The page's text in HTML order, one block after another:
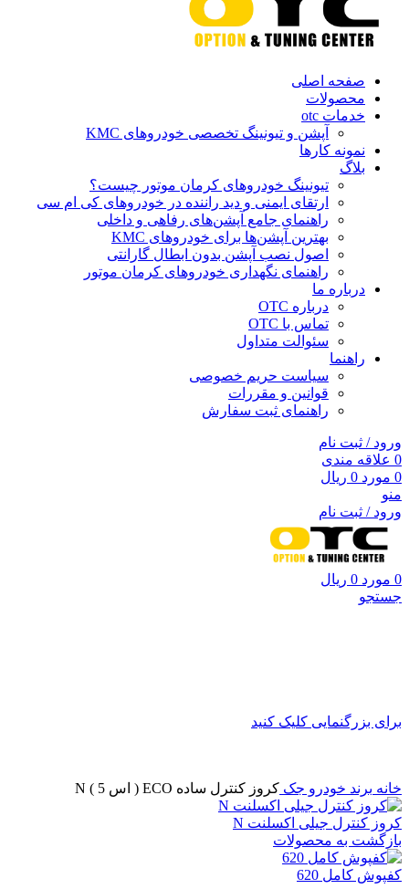
صفحه اصلی
محصولات
خدمات otc
آپشن و تیونینگ تخصصی خودروهای KMC
نمونه کارها
بلاگ
تیونینگ خودروهای کرمان موتور چیست؟
ارتقای ایمنی و دید راننده در خودروهای کی ام سی
راهنمای جامع آپشن‌های رفاهی و داخلی
بهترین آپشن‌ها برای خودروهای KMC
اصول نصب آپشن بدون ابطال گارانتی
راهنمای نگهداری خودروهای کرمان موتور
درباره ما
درباره OTC
تماس با OTC
سئوالت متداول
راهنما
سیاست حریم خصوصی
قوانین و مقررات
راهنمای ثبت سفارش
ورود / ثبت نام
0 علاقه مندی
0 مورد 0 ریال
منو
ورود / ثبت نام
0 مورد 0 ریال
جستجو
برای بزرگنمایی کلیک کنید
خانه برند خودرو جک کروز کنترل ساده ECO ( اس 5 ) N
کروز کنترل جیلی اکسلنت N
بازگشت به محصولات
کفپوش کامل 620